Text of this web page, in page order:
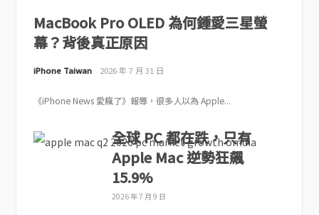
MacBook Pro OLED 為何鍾愛三星螢
幕？背後真正原因
iPhone Taiwan 2026 年 7 月 31 日
《iPhone News 愛瘋了》報導，很多人以為 Apple...
全球 PC 都在跌，只有
Apple Mac 逆勢狂飆
15.9%
2026 年 7 月 9 日